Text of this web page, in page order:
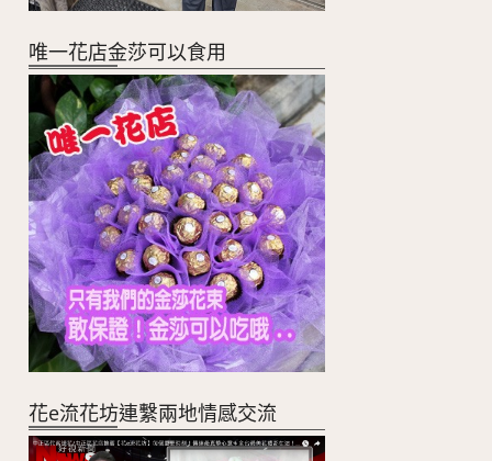
唯一花店金莎可以食用
花e流花坊連繫兩地情感交流